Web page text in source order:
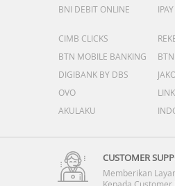
BNI DEBIT ONLINE
CIMB CLICKS
BTN MOBILE BANKING
DIGIBANK BY DBS
OVO
AKULAKU
CUSTOMER
Memberikan